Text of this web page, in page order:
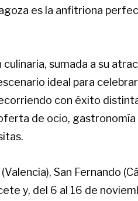
es la anfitriona
sumada a su
ideal para
con éxito
de ocio,
San Fernando
y, del 6 al 16 de